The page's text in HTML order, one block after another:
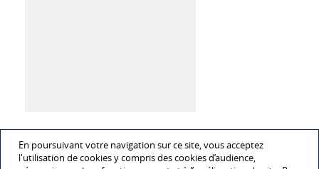
En poursuivant votre navigation sur ce site, vous acceptez
l'utilisation de cookies y compris des cookies d’audience,